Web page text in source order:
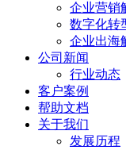
企业营销
数字化转
企业出海
公司新闻
行业动态
客户案例
帮助文档
关于我们
发展历程